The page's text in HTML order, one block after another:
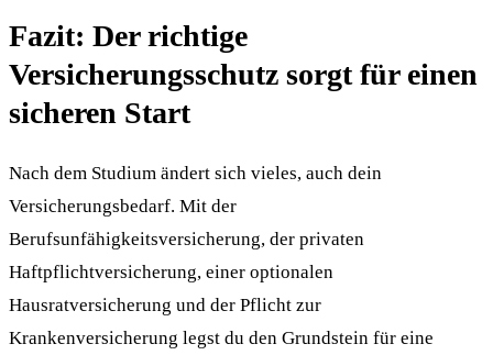
Fazit: Der richtige
Versicherungsschutz sorgt für einen
sicheren Start
Nach dem Studium ändert sich vieles, auch dein
Versicherungsbedarf. Mit der
Berufsunfähigkeitsversicherung, der privaten
Haftpflichtversicherung, einer optionalen
Hausratversicherung und der Pflicht zur
Krankenversicherung legst du den Grundstein für eine